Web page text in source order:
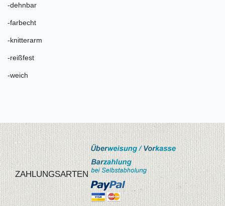
-dehnbar
-farbecht
-knitterarm
-reißfest
-weich
ZAHLUNGSARTEN